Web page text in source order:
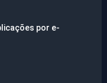
por e-